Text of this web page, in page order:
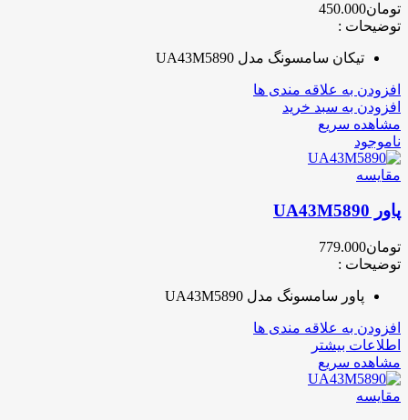
تومان450.000
توضیحات :
تیکان سامسونگ مدل UA43M5890
افزودن به علاقه مندی ها
افزودن به سبد خرید
مشاهده سریع
ناموجود
مقایسه
پاور UA43M5890
تومان779.000
توضیحات :
پاور سامسونگ مدل UA43M5890
افزودن به علاقه مندی ها
اطلاعات بیشتر
مشاهده سریع
مقایسه